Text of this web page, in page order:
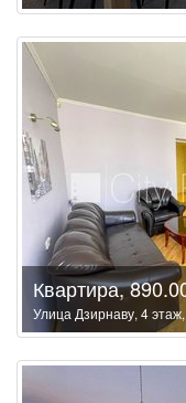
Квартира,
Улица Дзирнаву, 4